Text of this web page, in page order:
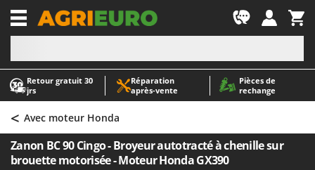
Retour gratuit 30
jrs
Réparation
après‑vente
Pièces de
rechange
-1
A
Abris de jardin
Accessoires pour tracteurs tondeuses autoportés
Aérateurs Scarificateurs pour gazon
Arracheuses de pommes de terre pour tracteur
A
AgriEuro Premium
AgriEuro TOP-LINE
AGT
< Avec moteur Honda
Zanon BC 90 Cingo - Broyeur autotracté à chenille sur
brouette motorisée - Moteur Honda GX390